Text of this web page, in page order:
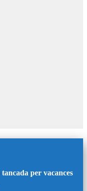
tancada per vacances